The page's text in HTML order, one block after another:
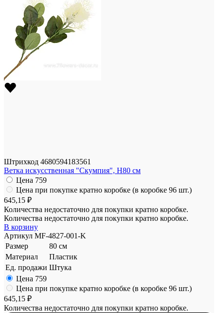
Штрихкод 4680594183561
Ветка искусственная "Скумпия", H80 см
Цена 759
Цена при покупке кратно коробке (в коробке 96 шт.)
645,15 ₽
Количества недостаточно для покупки кратно коробке.
Количества недостаточно для покупки кратно коробке.
В корзину
Артикул MF-4827-001-K
Размер
80 см
Материал
Пластик
Ед. продажи Штука
Цена 759
Цена при покупке кратно коробке (в коробке 96 шт.)
645,15 ₽
Количества недостаточно для покупки кратно коробке.